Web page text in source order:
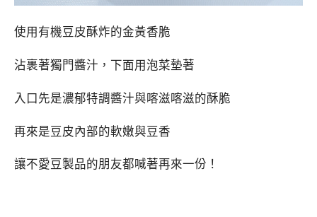
使用有機豆皮酥炸的金黃香脆
沾裹著獨門醬汁，下面用泡菜墊著
入口先是濃郁特調醬汁與喀滋喀滋的酥脆
再來是豆皮內部的軟嫩與豆香
讓不愛豆製品的朋友都喊著再來一份！